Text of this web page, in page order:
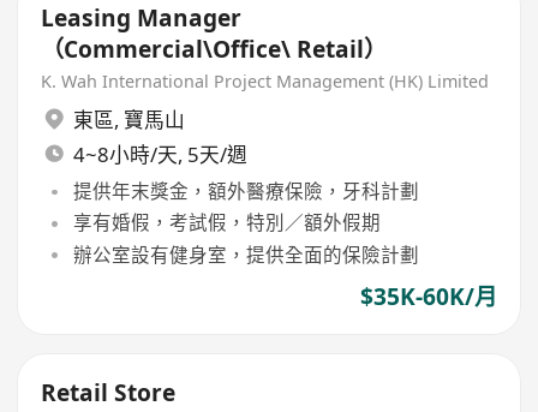
Leasing Manager
（Commercial\Office\ Retail）
K. Wah International Project Management (HK) Limited
東區, 寶馬山
4~8小時/天, 5天/週
提供年末獎金，額外醫療保險，牙科計劃
享有婚假，考試假，特別／額外假期
辦公室設有健身室，提供全面的保險計劃
$35K-60K/月
Retail Store